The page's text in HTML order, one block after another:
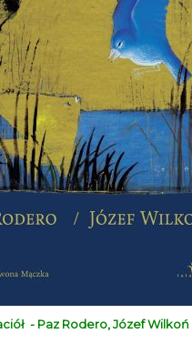
- Paz Rodero, Józef Wilkoń